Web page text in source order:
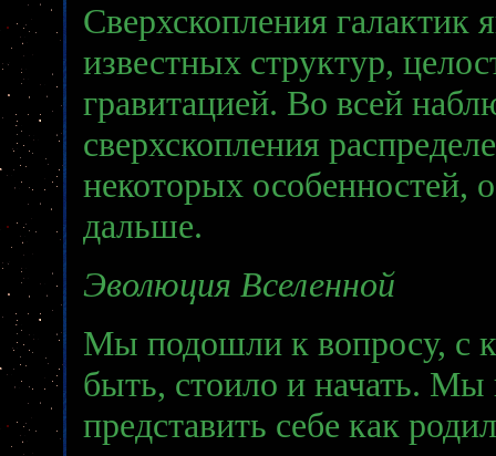
Сверхскопления
известных структур,
гравитацией. Во всей
сверхскопления
некоторых особенностей,
дальше.
Эволюция Вселенной
Мы подошли к вопросу, с
быть, стоило и начать.
представить себе как